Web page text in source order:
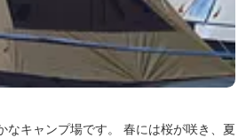
なキャンプ場です。 春には桜が咲き、夏